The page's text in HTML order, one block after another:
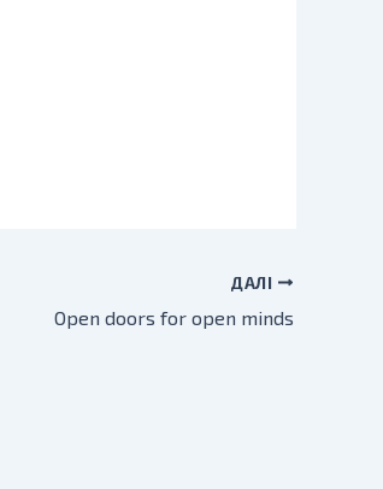
ДАЛІ
Open doors for open minds